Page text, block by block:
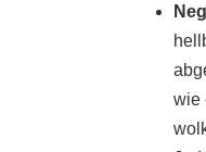
wie